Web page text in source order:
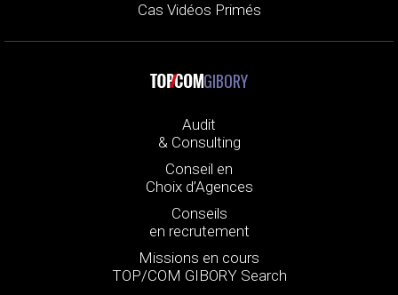
Cas Vidéos Primés
GIBORY
Audit
& Consulting
Conseil en
Choix d’Agences
Conseils
en recrutement
Missions en cours
TOP/COM GIBORY Search